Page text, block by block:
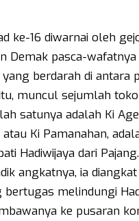
ke-16 diwarnai oleh
Demak pasca-
berdarah di antara
muncul sejumlah
satunya adalah Ki
Ki Pamanahan,
Hadiwijaya dari Pajang.
angkatnya, ia
melindungi
ke pusaran